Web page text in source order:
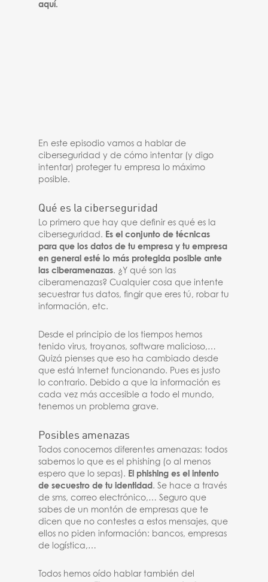
aquí.
En este episodio vamos a hablar de
ciberseguridad y de cómo intentar (y digo
intentar) proteger tu empresa lo máximo
posible.
Qué es la ciberseguridad
Lo primero que hay que definir es qué es la
ciberseguridad. Es el conjunto de técnicas
para que los datos de tu empresa y tu empresa
en general esté lo más protegida posible ante
las ciberamenazas. ¿Y qué son las
ciberamenazas? Cualquier cosa que intente
secuestrar tus datos, fingir que eres tú, robar tu
información, etc.
Desde el principio de los tiempos hemos
tenido virus, troyanos, software malicioso,…
Quizá pienses que eso ha cambiado desde
que está Internet funcionando. Pues es justo
lo contrario. Debido a que la información es
cada vez más accesible a todo el mundo,
tenemos un problema grave.
Posibles amenazas
Todos conocemos diferentes amenazas: todos
sabemos lo que es el phishing (o al menos
espero que lo sepas). El phishing es el intento
de secuestro de tu identidad . Se hace a través
de sms, correo electrónico,… Seguro que
sabes de un montón de empresas que te
dicen que no contestes a estos mensajes, que
ellos no piden información: bancos, empresas
de logística,…
Todos hemos oído hablar también del